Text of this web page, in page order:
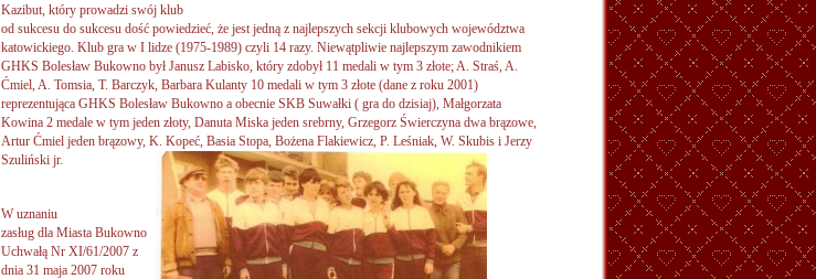
Kazibut, który prowadzi swój klub
od sukcesu do sukcesu dość powiedzieć, że jest jedną z najlepszych sekcji klubowych województwa
katowickiego. Klub gra w I lidze (1975-1989) czyli 14 razy. Niewątpliwie najlepszym zawodnikiem
GHKS Bolesław Bukowno był Janusz Labisko, który zdobył 11 medali w tym 3 złote; A. Straś, A.
Ćmiel, A. Tomsia, T. Barczyk, Barbara Kulanty 10 medali w tym 3 złote (dane z roku 2001)
reprezentująca GHKS Bolesław Bukowno a obecnie SKB Suwałki ( gra do dzisiaj), Małgorzata
Kowina 2 medale w tym jeden złoty, Danuta Miska jeden srebrny, Grzegorz Świerczyna dwa brązowe,
Artur Ćmiel jeden brązowy, K. Kopeć, Basia Stopa, Bożena Flakiewicz, P. Leśniak, W. Skubis i Jerzy
Szuliński jr.
W uznaniu
zasług dla Miasta Bukowno
Uchwałą Nr XI/61/2007 z
dnia 31 maja 2007 roku